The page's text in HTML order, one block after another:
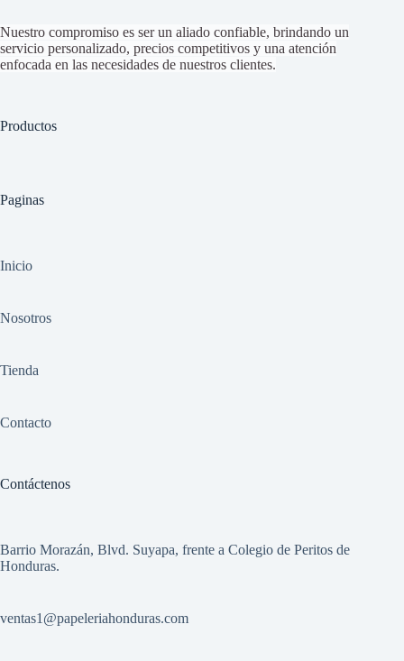
Nuestro compromiso es ser un aliado confiable, brindando un
servicio personalizado, precios competitivos y una atención
enfocada en las necesidades de nuestros clientes.
Productos
Paginas
Inicio
Nosotros
Tienda
Contacto
Contáctenos
Barrio Morazán, Blvd. Suyapa, frente a Colegio de Peritos de
Honduras.
ventas1 @papeleriahonduras.com